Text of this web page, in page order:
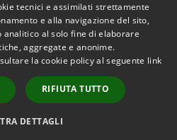
Copyright © 2026 • Comune di
Terranova Sappo Minulio •
Powered byMunicipium
Accesso redazione
tecnici e assimilati strettamente
e alla navigazione del sito,
analitico al solo fine di elaborare
aggregate e anonime.
la cookie policy al seguente link
RIFIUTA TUTTO
DETTAGLI